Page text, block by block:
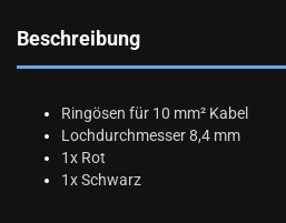
Beschreibung
Ringösen für 10 mm² Kabel
Lochdurchmesser 8,4 mm
1x Rot
1x Schwarz